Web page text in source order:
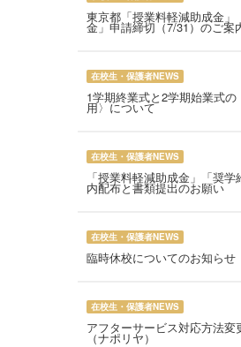
東京都「授業料軽減助成金」
金」申請締切（7/31）のご案
在校生・保護者NEWS
1学期終業式と2学期始業式
用〉について
在校生・保護者NEWS
「授業料軽減助成金」「奨
内配布と書類提出のお願い
在校生・保護者NEWS
臨時休校についてのお知らせ
在校生・保護者NEWS
アフターサービス対応方法変
（ナポリヤ）